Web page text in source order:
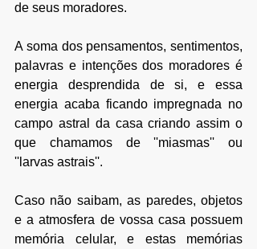
de seus moradores.
A soma dos pensamentos, sentimentos,
palavras e intenções dos moradores é
energia desprendida de si, e essa
energia acaba ficando impregnada no
campo astral da casa criando assim o
que chamamos de ''miasmas'' ou
''larvas astrais''.
Caso não saibam, as paredes, objetos
e a atmosfera de vossa casa possuem
memória celular, e estas memórias